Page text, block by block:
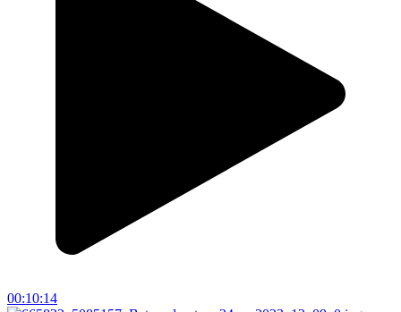
00:10:14